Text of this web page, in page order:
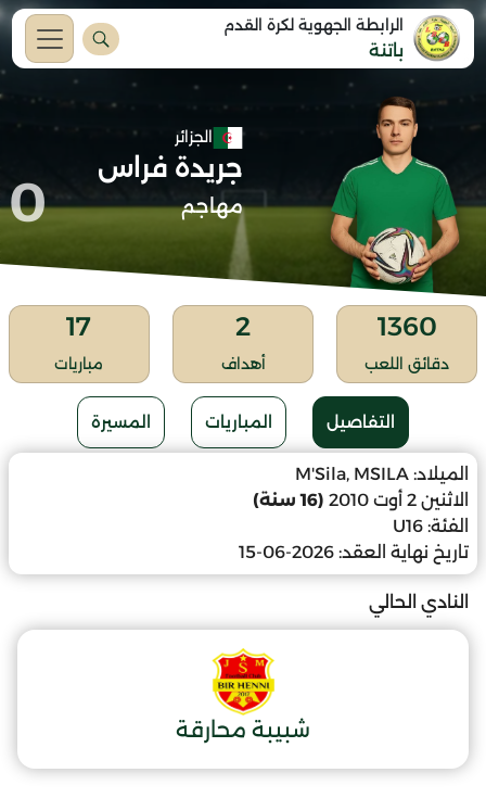
الرابطة الجهوية لكرة القدم
باتنة
الجزائر
جريدة فراس
مهاجم 0
1360
دقائق اللعب
2
أهداف
17
مباريات
التفاصيل المباريات المسيرة
الميلاد: M'Sila, MSILA
الاثنين 2 أوت 2010
(16 سنة)
الفئة: U16
تاريخ نهاية العقد: 2026-06-15
النادي الحالي
شبيبة محارقة